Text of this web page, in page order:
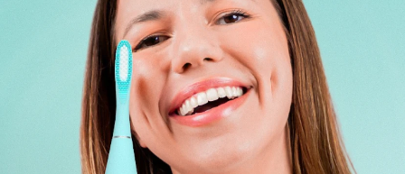
Мои приборы
Мои заказы
Мои адреса
Мои подписки
FAQ™ Pure Beauty-Tech Elixir
issa™ Teeth Whitening Set
Deutsch
Español
Français
Italiano
Português
Svenska
Русский
简体中文 繁體中文